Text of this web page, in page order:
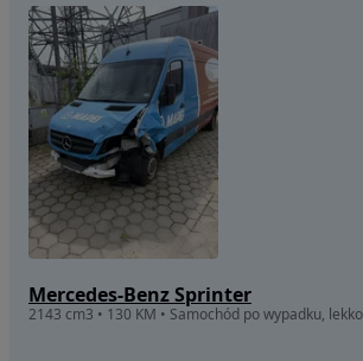
Mercedes-Benz Sprinter